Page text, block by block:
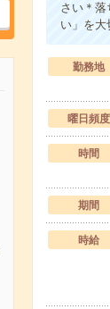
さい＊
い」を大
勤務地
曜日頻度
時間
期間
時給